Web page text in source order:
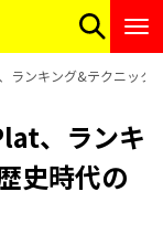
ランキング&テクニック
、ランキ
史時代の